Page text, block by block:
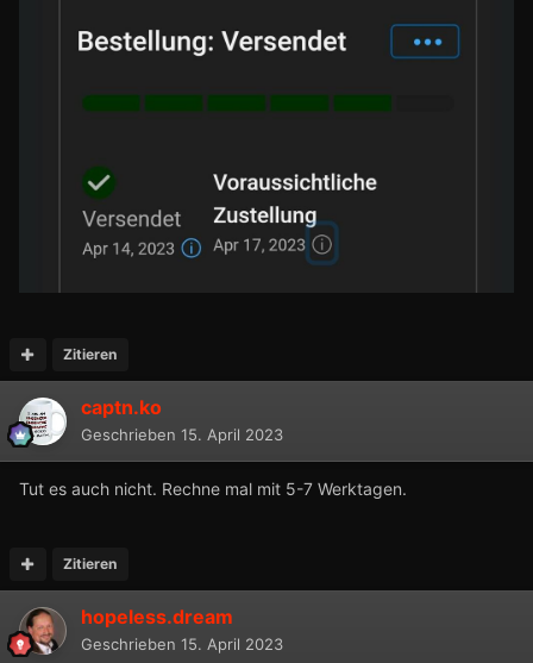
Zitieren
captn.ko
Geschrieben 15. April 2023
Tut es auch nicht. Rechne mal mit 5-7 Werktagen.
Zitieren
hopeless.dream
Geschrieben 15. April 2023